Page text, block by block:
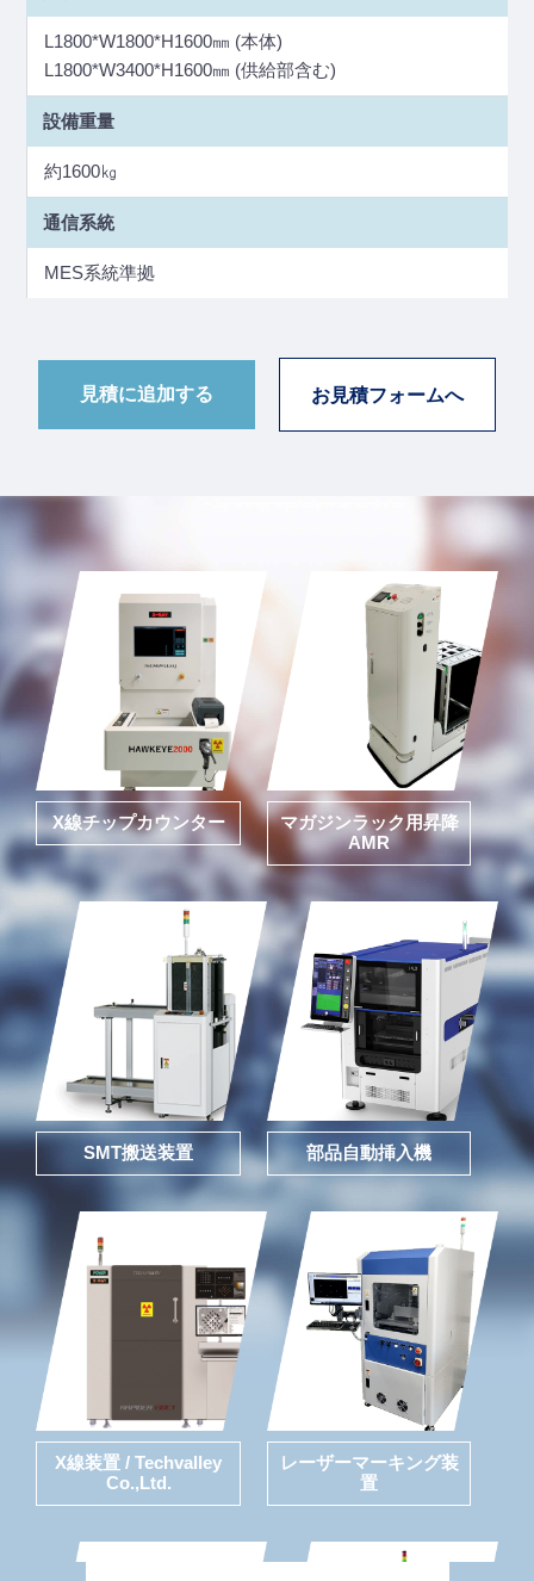
L1800*W1800*H1600㎜ (本体)
L1800*W3400*H1600㎜ (供給部含む)
設備重量
約1600㎏
通信系統
MES系統準拠
お見積フォームへ
X線チップカウンター
マガジンラック用昇降
AMR
SMT搬送装置 部品自動挿入機
X線装置 / Techvalley
Co.,Ltd.
レーザーマーキング装
置